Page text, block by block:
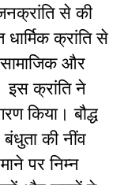
से की
क्रांति से
और
इस क्रांति ने
किया। बौद्ध
की नींव
पर निम्न